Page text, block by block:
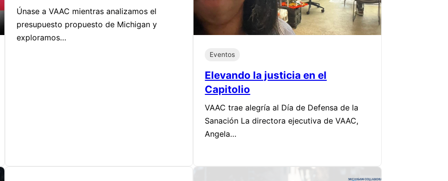
Únase a VAAC mientras analizamos el
presupuesto propuesto de Michigan y
exploramos…
Eventos
Elevando la justicia en el
Capitolio
VAAC trae alegría al Día de Defensa de la
Sanación La directora ejecutiva de VAAC,
Angela…